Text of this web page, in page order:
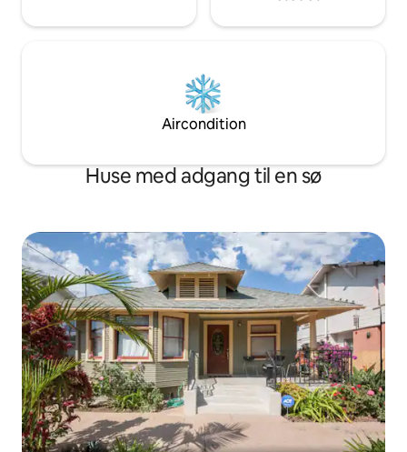
Aircondition
Huse med adgang til en sø